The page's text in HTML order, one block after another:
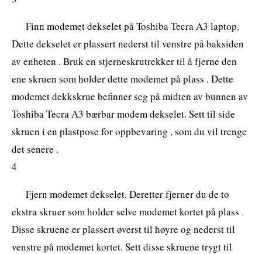
Finn modemet dekselet på Toshiba Tecra A3 laptop.
Dette dekselet er plassert nederst til venstre på baksiden
av enheten . Bruk en stjerneskrutrekker til å fjerne den
ene skruen som holder dette modemet på plass . Dette
modemet dekkskrue befinner seg på midten av bunnen av
Toshiba Tecra A3 bærbar modem dekselet. Sett til side
skruen i en plastpose for oppbevaring , som du vil trenge
det senere .
4
Fjern modemet dekselet. Deretter fjerner du de to
ekstra skruer som holder selve modemet kortet på plass .
Disse skruene er plassert øverst til høyre og nederst til
venstre på modemet kortet. Sett disse skruene trygt til